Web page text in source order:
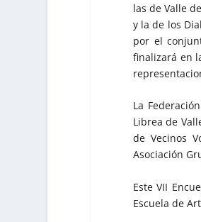
las de Valle
y la de los
por el
finalizará en
La
Librea de
de Vecinos
Asociación
Este VII
Escuela de